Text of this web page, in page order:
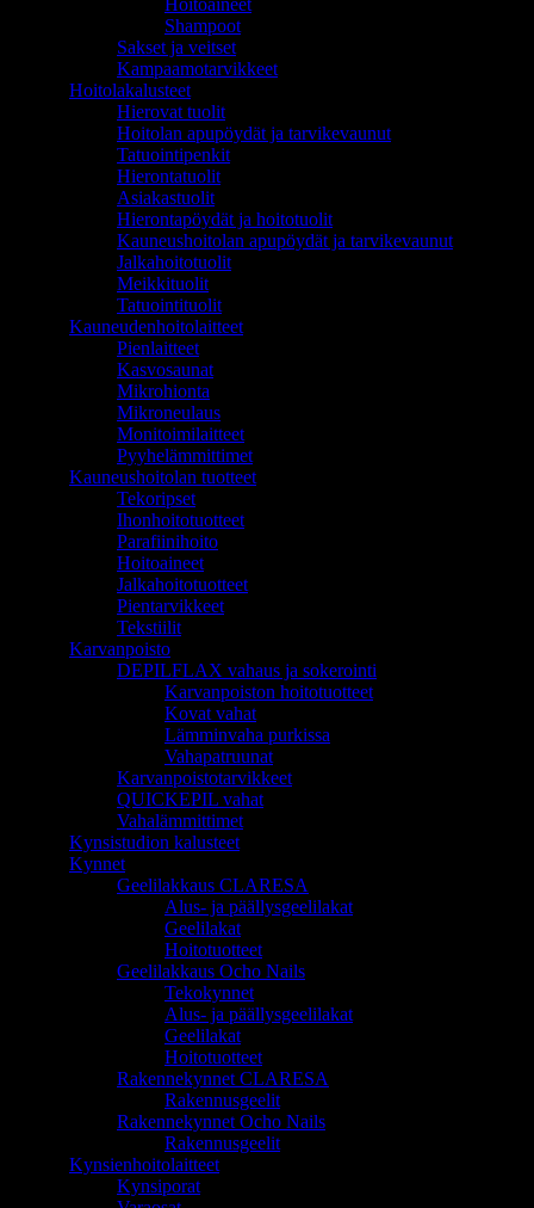
Hoitoaineet
Shampoot
Sakset ja veitset
Kampaamotarvikkeet
Hoitolakalusteet
Hierovat tuolit
Hoitolan apupöydät ja tarvikevaunut
Tatuointipenkit
Hierontatuolit
Asiakastuolit
Hierontapöydät ja hoitotuolit
Kauneushoitolan apupöydät ja tarvikevaunut
Jalkahoitotuolit
Meikkituolit
Tatuointituolit
Kauneudenhoitolaitteet
Pienlaitteet
Kasvosaunat
Mikrohionta
Mikroneulaus
Monitoimilaitteet
Pyyhelämmittimet
Kauneushoitolan tuotteet
Tekoripset
Ihonhoitotuotteet
Parafiinihoito
Hoitoaineet
Jalkahoitotuotteet
Pientarvikkeet
Tekstiilit
Karvanpoisto
DEPILFLAX vahaus ja sokerointi
Karvanpoiston hoitotuotteet
Kovat vahat
Lämminvaha purkissa
Vahapatruunat
Karvanpoistotarvikkeet
QUICKEPIL vahat
Vahalämmittimet
Kynsistudion kalusteet
Kynnet
Geelilakkaus CLARESA
Alus- ja päällysgeelilakat
Geelilakat
Hoitotuotteet
Geelilakkaus Ocho Nails
Tekokynnet
Alus- ja päällysgeelilakat
Geelilakat
Hoitotuotteet
Rakennekynnet CLARESA
Rakennusgeelit
Rakennekynnet Ocho Nails
Rakennusgeelit
Kynsienhoitolaitteet
Kynsiporat